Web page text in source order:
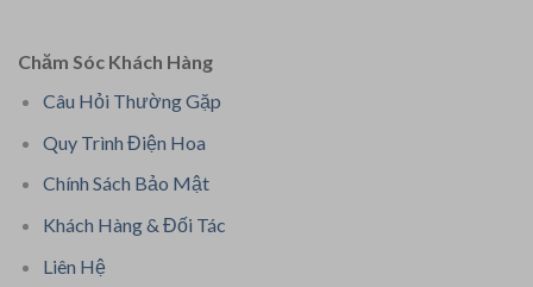
Chăm Sóc Khách Hàng
Câu Hỏi Thường Gặp
Quy Trình Điện Hoa
Chính Sách Bảo Mật
Khách Hàng & Đối Tác
Liên Hệ